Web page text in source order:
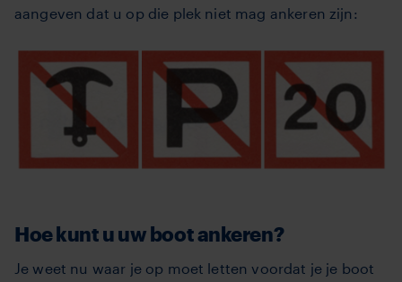
aangeven dat u op die plek niet mag ankeren zijn:
Hoe kunt u uw boot ankeren?
Je weet nu waar je op moet letten voordat je je boot